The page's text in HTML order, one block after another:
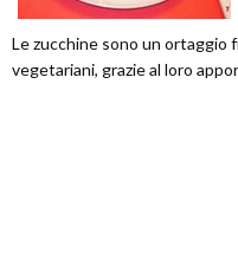
Le zucchine sono un ortaggio
vegetariani, grazie al loro